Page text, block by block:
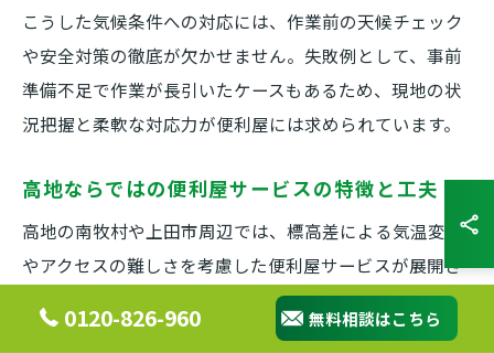
こうした気候条件への対応には、作業前の天候チェック
や安全対策の徹底が欠かせません。失敗例として、事前
準備不足で作業が長引いたケースもあるため、現地の状
況把握と柔軟な対応力が便利屋には求められています。
高地ならではの便利屋サービスの特徴と工夫
高地の南牧村や上田市周辺では、標高差による気温変化
やアクセスの難しさを考慮した便利屋サービスが展開さ
れています。例えば、山間部の細い道や雪道でも対応可
能な車両や機材を用意し、現地の実情に合わせた工夫を
0120-826-960 無料相談はこちら